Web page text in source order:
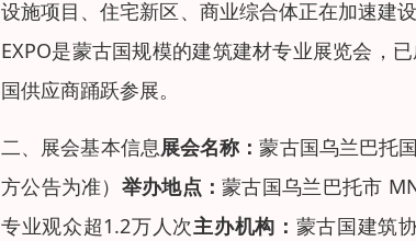
设施项目、住宅新区、商业综合体正在加速建
EXPO是蒙古国规模的建筑建材专业展览会，
国供应商踊跃参展。
二、展会基本信息展会名称：蒙古国乌兰巴托
方公告为准） 举办地点：蒙古国乌兰巴托市
专业观众超1.2万人次主办机构： 蒙古国建筑